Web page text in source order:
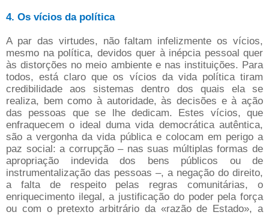
4. Os vícios da política
A par das virtudes, não faltam infelizmente os vícios,
mesmo na política, devidos quer à inépcia pessoal quer
às distorções no meio ambiente e nas instituições. Para
todos, está claro que os vícios da vida política tiram
credibilidade aos sistemas dentro dos quais ela se
realiza, bem como à autoridade, às decisões e à ação
das pessoas que se lhe dedicam. Estes vícios, que
enfraquecem o ideal duma vida democrática autêntica,
são a vergonha da vida pública e colocam em perigo a
paz social: a corrupção – nas suas múltiplas formas de
apropriação indevida dos bens públicos ou de
instrumentalização das pessoas –, a negação do direito,
a falta de respeito pelas regras comunitárias, o
enriquecimento ilegal, a justificação do poder pela força
ou com o pretexto arbitrário da «razão de Estado», a